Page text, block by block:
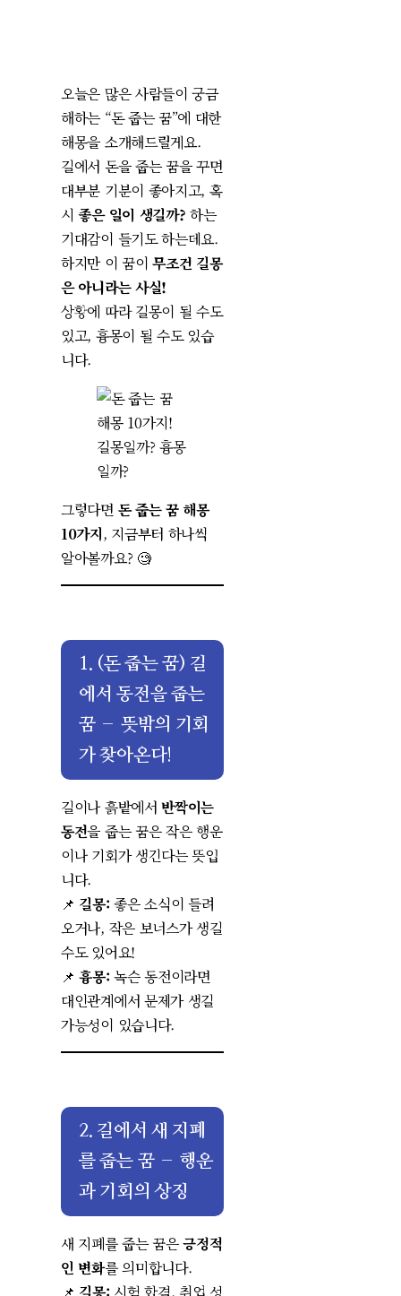
오늘은 많은 사람들이 궁금
해하는 “돈 줍는 꿈”에 대한
해몽을 소개해드릴게요.
길에서 돈을 줍는 꿈을 꾸면
대부분 기분이 좋아지고, 혹
시좋은 일이 생길까? 하는
기대감이 들기도 하는데요.
하지만 이 꿈이무조건 길몽
은 아니라는 사실!
상황에 따라 길몽이 될 수도
있고, 흉몽이 될 수도 있습
니다.
그렇다면 돈 줍는 꿈 해몽
10가지, 지금부터 하나씩
알아볼까요? 🧐
1. (돈 줍는 꿈) 길
에서 동전을 줍는
꿈 – 뜻밖의 기회
가 찾아온다!
길이나 흙밭에서반짝이는
동전을 줍는 꿈은 작은 행운
이나 기회가 생긴다는 뜻입
니다.
📌 길몽: 좋은 소식이 들려
오거나, 작은 보너스가 생길
수도 있어요!
📌흉몽: 녹슨 동전이라면
대인관계에서 문제가 생길
가능성이 있습니다.
2. 길에서 새 지폐
를 줍는 꿈 – 행운
과 기회의 상징
새 지폐를 줍는 꿈은긍정적
인 변화를 의미합니다.
📌 길몽: 시험 합격, 취업 성